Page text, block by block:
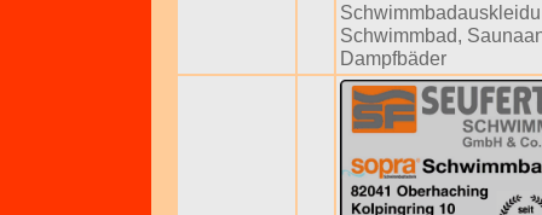
Schwimmbad,
Dampfbäder